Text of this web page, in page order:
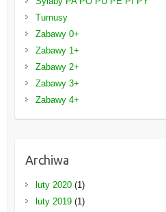
Turnusy
Zabawy 0+
Zabawy 1+
Zabawy 2+
Zabawy 3+
Zabawy 4+
Archiwa
luty 2020(1)
luty 2019(1)